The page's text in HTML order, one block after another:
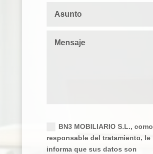
BN3 MOBILIARIO S.L., como
responsable del tratamiento, le
informa que sus datos son